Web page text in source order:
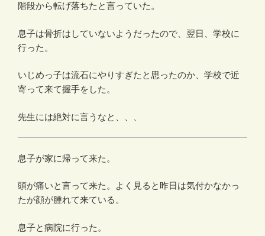
階段から転げ落ちたと言っていた。
息子は骨折はしていないようだったので、翌日、学校に
行った。
いじめっ子は流石にやりすぎたと思ったのか、学校で近
寄って来て握手をした。
先生には絶対に言うなと、、、
息子が家に帰って来た。
頭が痛いと言って来た。よく見ると昨日は気付かなかっ
たが顔が腫れて来ている。
息子と病院に行った。